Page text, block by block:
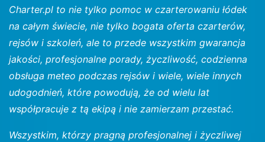
Charter.pl to nie tylko pomoc w czarterowaniu łódek
na całym świecie, nie tylko bogata oferta czarterów,
rejsów i szkoleń, ale to przede wszystkim gwarancja
jakości, profesjonalne porady, życzliwość, codzienna
obsługa meteo podczas rejsów i wiele, wiele innych
udogodnień, które powodują, że od wielu lat
współpracuje z tą ekipą i nie zamierzam przestać.
Wszystkim, którzy pragną profesjonalnej i życzliwej